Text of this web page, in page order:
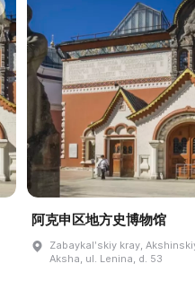
阿克申区地方史博物馆
Zabaykalʹskiy kray,
Aksha, ul. Lenina, d. 53